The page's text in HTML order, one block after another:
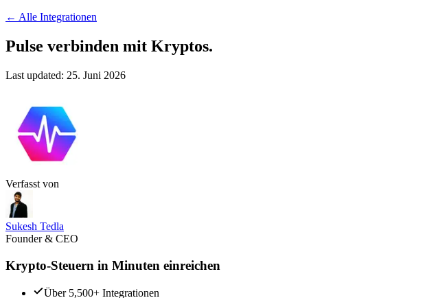
← Alle Integrationen
Pulse verbinden mit Kryptos.
Last updated: 25. Juni 2026
Verfasst von
Sukesh Tedla
Founder & CEO
Krypto-Steuern in Minuten einreichen
Über 5,500+ Integrationen